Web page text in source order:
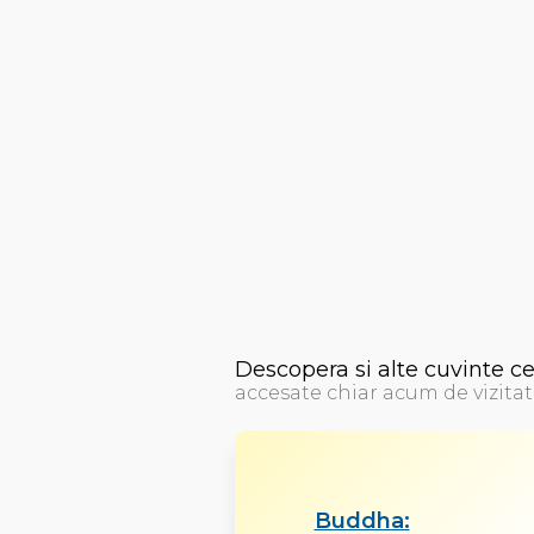
Descopera si alte cuvinte
accesate chiar acum de
Buddha: